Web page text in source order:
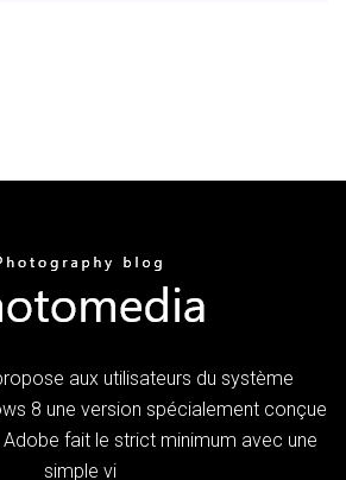
aux utilisateurs du système
8 une version spécialement conçue
fait le strict minimum avec une
simple vi